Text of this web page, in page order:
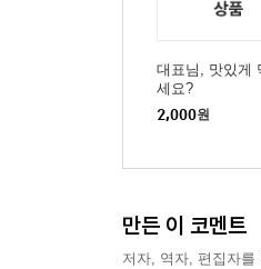
대표님, 맛있게
세요?
2,000원
만든 이 코멘트
저자, 역자, 편집자